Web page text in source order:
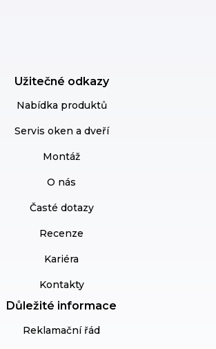
Užitečné odkazy
Nabídka produktů
Servis oken a dveří
Montáž
O nás
Časté dotazy
Recenze
Kariéra
Kontakty
Důležité informace
Reklamační řád